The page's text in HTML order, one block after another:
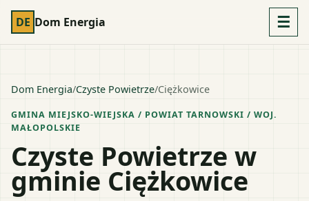
DE Dom Energia ☰
Dom Energia/Czyste Powietrze/Ciężkowice
GMINA MIEJSKO-WIEJSKA / POWIAT TARNOWSKI / WOJ.
MAŁOPOLSKIE
Czyste Powietrze w
gminie Ciężkowice